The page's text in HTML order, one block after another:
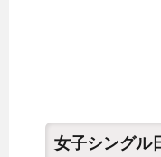
女子シングル